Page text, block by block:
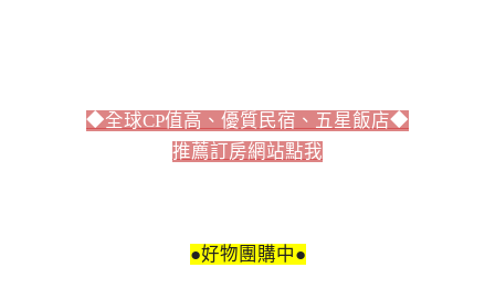
◆全球CP值高、優質民宿、五星飯店◆
推薦訂房網站點我
●好物團購中●